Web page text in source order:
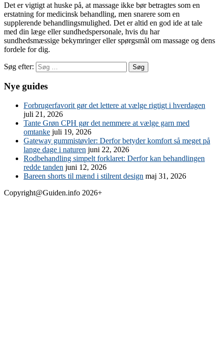
Det er vigtigt at huske på, at massage ikke bør betragtes som en
erstatning for medicinsk behandling, men snarere som en
supplerende behandlingsmulighed. Det er altid en god ide at tale
med din læge eller sundhedspersonale, hvis du har
sundhedsmæssige bekymringer eller spørgsmål om massage og dens
fordele for dig.
Søg efter:
Nye guides
Forbrugerfavorit gør det lettere at vælge rigtigt i hverdagen
juli 21, 2026
Tante Grøn CPH gør det nemmere at vælge garn med
omtanke juli 19, 2026
Gateway gummistøvler: Derfor betyder komfort så meget på
lange dage i naturen juni 22, 2026
Rodbehandling simpelt forklaret: Derfor kan behandlingen
redde tanden juni 12, 2026
Bareen shorts til mænd i stilrent design maj 31, 2026
Copyright@Guiden.info 2026+